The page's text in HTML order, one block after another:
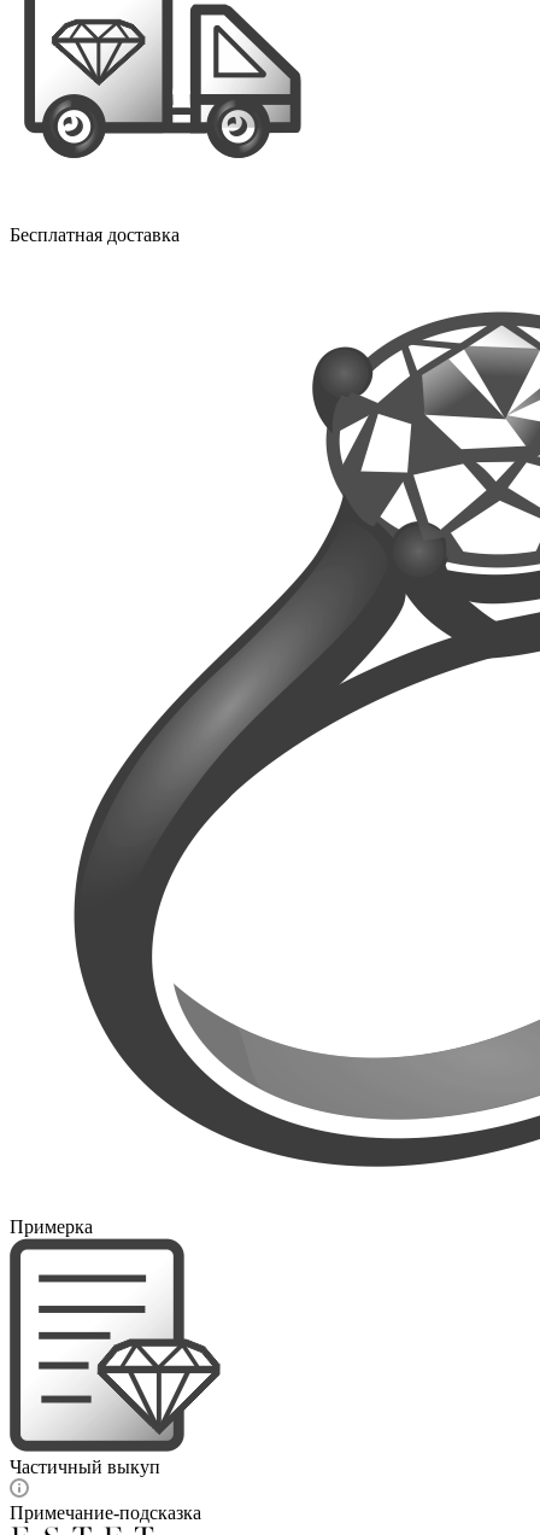
Бесплатная доставка
Примерка
Частичный выкуп
Примечание-подсказка